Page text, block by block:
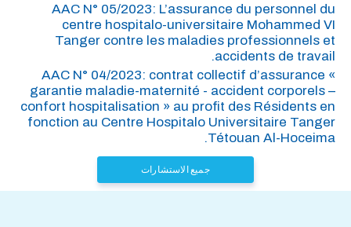
AAC N° 05/2023: L’assurance du personnel du
centre hospitalo-universitaire Mohammed VI
Tanger contre les maladies professionnels et
accidents de travail.
AAC N° 04/2023: contrat collectif d’assurance «
garantie maladie-maternité - accident corporels –
confort hospitalisation » au profit des Résidents en
fonction au Centre Hospitalo Universitaire Tanger
Tétouan Al-Hoceima.
جميع الاستشارات